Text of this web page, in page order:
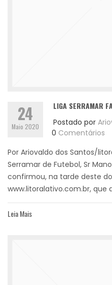
24
Maio 2020
LIGA SERRAMAR
Postado por
0 Comentários
Por Ariovaldo dos Santos/
Serramar de Futebol, Sr
confirmou, na tarde deste
www.litoralativo.com.br, que
Leia Mais